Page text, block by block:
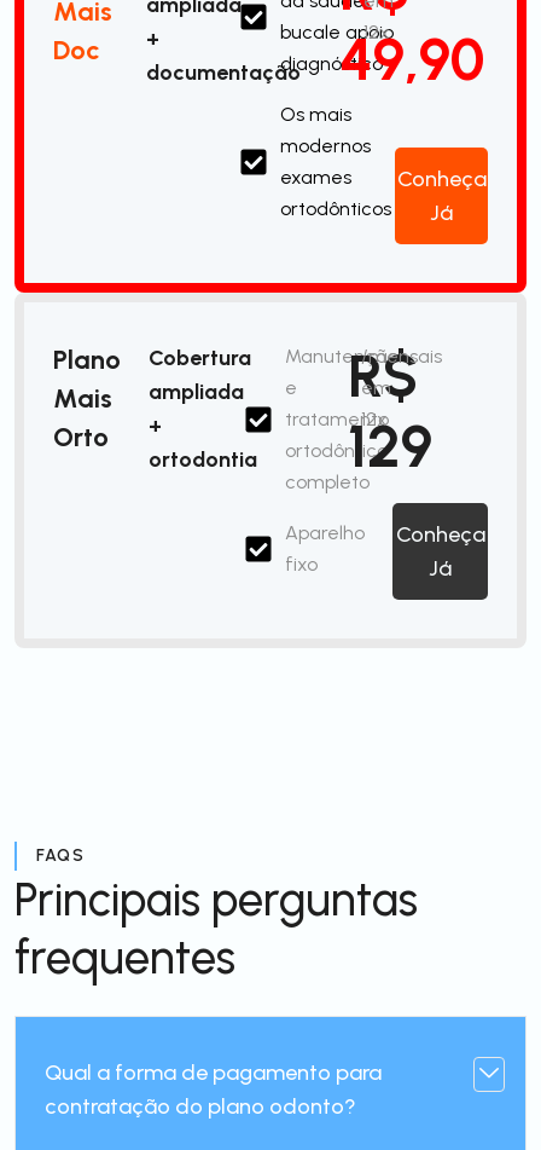
Mais
Doc
+
documentação
bucale apoio
diagnóstico
Os mais
modernos
exames
ortodônticos
49,90
12x
Conheça
Já
Plano
Mais
Orto
Cobertura
ampliada
+
ortodontia
Manutenção
e
tratamento
ortodôntico
completo
Aparelho
fixo
R$
129
/mensais
em
12x
Conheça
Já
FAQS
Principais perguntas
frequentes
Qual a forma de pagamento para
contratação do plano odonto?